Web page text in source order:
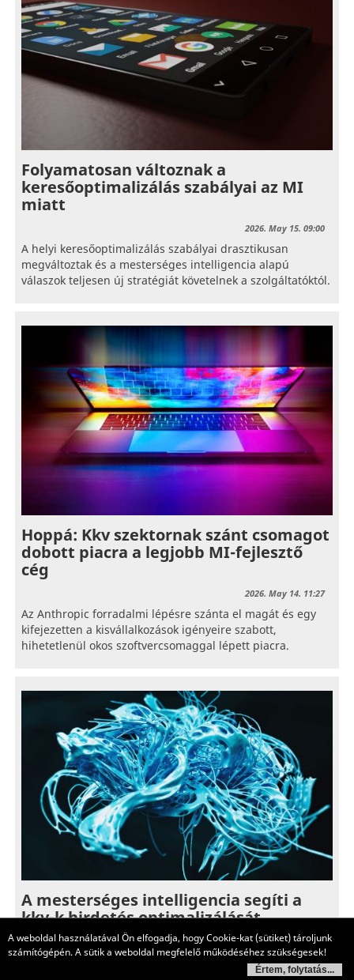
A weboldal használatával Ön elfogadja, hogy Cookie-kat (sütiket) tároljunk
számítógépén. A sütik a weboldal megfelelő működéséhez szükségesek!
Értem, folytatás...
Folyamatosan változnak a
keresőoptimalizálás szabályai az MI
miatt
2026. May 15. 09:00
A helyi keresőoptimalizálás szabályai drasztikusan
megváltoztak és a mesterséges intelligencia alapú
válaszok teljesen új stratégiát követelnek a szolgáltatóktól.
Hoppá: Kkv szektornak szánt csomagot
dobott piacra a legjobb MI-fejlesztő
cég
2026. May 14. 11:27
Az Anthropic forradalmi lépésre szánta el magát és egy
kifejezetten a kisvállalkozások igényeire szabott,
hihetetlenül okos szoftvercsomaggal lépett piacra.
A mesterséges intelligencia segíti a
kkv-k hirdetés optimalizálását
2026. May 11. 08:00
A bizonytalan gazdasági környezet ellenére globálisan a